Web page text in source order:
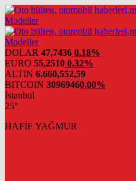
DOLAR 47,7436 0.18%
EURO 55,2510 0.32%
ALTIN 6.660,552,59
BITCOIN 30969460,00%
İstanbul
25°
HAFİF YAĞMUR